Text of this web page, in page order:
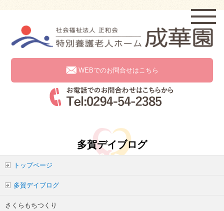
WEBでのお問合せはこちら
多賀デイブログ
トップページ
多賀デイブログ
さくらもちつくり